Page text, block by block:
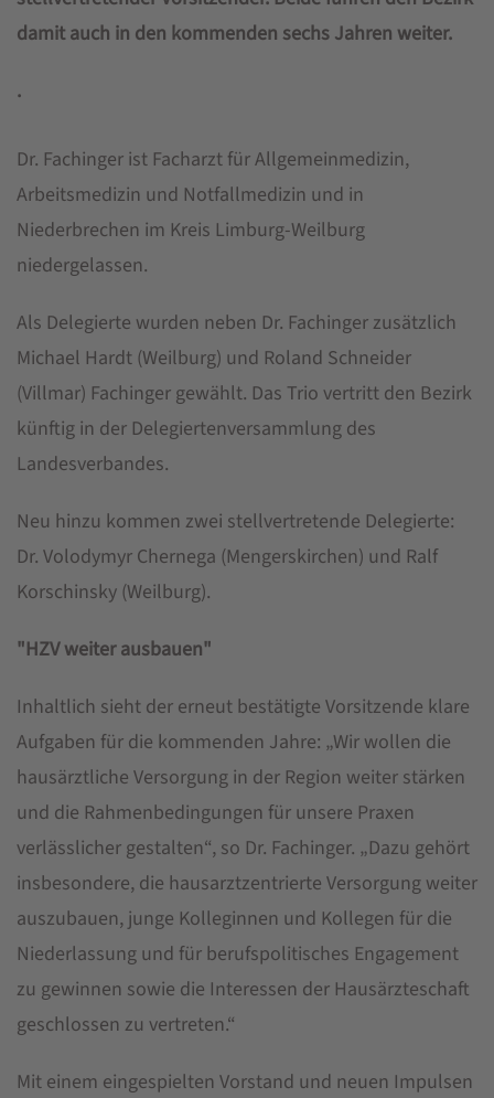
damit auch in den kommenden sechs Jahren weiter.
.
Dr. Fachinger ist Facharzt für Allgemeinmedizin,
Arbeitsmedizin und Notfallmedizin und in
Niederbrechen im Kreis Limburg-Weilburg
niedergelassen.
Als Delegierte wurden neben Dr. Fachinger zusätzlich
Michael Hardt (Weilburg) und Roland Schneider
(Villmar) Fachinger gewählt. Das Trio vertritt den Bezirk
künftig in der Delegiertenversammlung des
Landesverbandes.
Neu hinzu kommen zwei stellvertretende Delegierte:
Dr. Volodymyr Chernega (Mengerskirchen) und Ralf
Korschinsky (Weilburg).
"HZV weiter ausbauen"
Inhaltlich sieht der erneut bestätigte Vorsitzende klare
Aufgaben für die kommenden Jahre: „Wir wollen die
hausärztliche Versorgung in der Region weiter stärken
und die Rahmenbedingungen für unsere Praxen
verlässlicher gestalten“, so Dr. Fachinger. „Dazu gehört
insbesondere, die hausarztzentrierte Versorgung weiter
auszubauen, junge Kolleginnen und Kollegen für die
Niederlassung und für berufspolitisches Engagement
zu gewinnen sowie die Interessen der Hausärzteschaft
geschlossen zu vertreten.“
Mit einem eingespielten Vorstand und neuen Impulsen